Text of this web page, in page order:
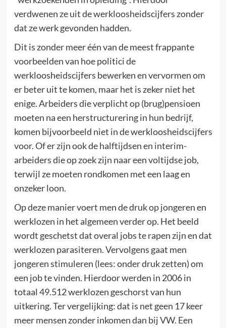
verdwenen ze uit de werkloosheidscijfers zonder
dat ze werk gevonden hadden.
Dit is zonder meer één van de meest frappante
voorbeelden van hoe politici de
werkloosheidscijfers bewerken en vervormen om
er beter uit te komen, maar het is zeker niet het
enige. Arbeiders die verplicht op (brug)pensioen
moeten na een herstructurering in hun bedrijf,
komen bijvoorbeeld niet in de werkloosheidscijfers
voor. Of er zijn ook de halftijdsen en interim-
arbeiders die op zoek zijn naar een voltijdse job,
terwijl ze moeten rondkomen met een laag en
onzeker loon.
Op deze manier voert men de druk op jongeren en
werklozen in het algemeen verder op. Het beeld
wordt geschetst dat overal jobs te rapen zijn en dat
werklozen parasiteren. Vervolgens gaat men
jongeren stimuleren (lees: onder druk zetten) om
een job te vinden. Hierdoor werden in 2006 in
totaal 49.512 werklozen geschorst van hun
uitkering. Ter vergelijking: dat is net geen 17 keer
meer mensen zonder inkomen dan bij VW. Een